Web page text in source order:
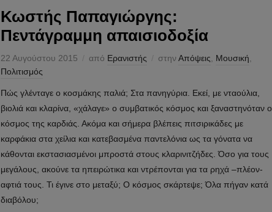
Κωστής Παπαγιώργης:
Πεντάγραμμη απαισιοδοξία
22 Αυγούστου 2015 από Ερανιστής στηνΑπόψεις Μουσική
Πολιτισμός
Πώς γλένταγε ο κοσμάκης παλιά; Στα πανηγύρια. Εκεί, με νταούλια,
βιολιά και κλαρίνα, «χάλαγε» ο συμβατικός κόσμος και ξαναστηνόταν ο
κόσμος της καρδιάς. Ακόμα και σήμερα βλέπεις πιτσιρικάδες με
καρφάκια στα χείλια και κατεβασμένα παντελόνια ως τα γόνατα να
κάθονται εκστασιασμένοι μπροστά στους κλαρινιτζήδες. Όσο για τους
μεγάλους, ακούνε τα ηπειρώτικα και ντρέπονται για τα ρηχά –πλέον-
αφτιά τους. Τι έγινε στο μεταξύ; Ο κόσμος σκάρτεψε; Όλα πήγαν κατά
διαβόλου;